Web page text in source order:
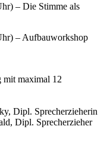
– Die Stimme als
– Aufbauworkshop
mit maximal 12
Dipl. Sprecherzieherin
Dipl. Sprecherzieher